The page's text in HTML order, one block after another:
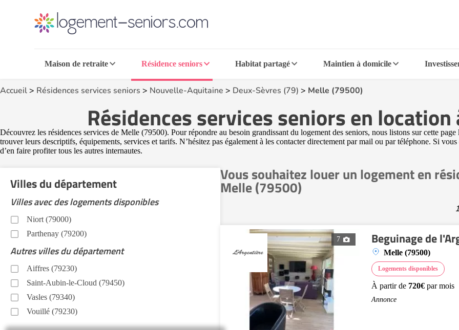
Maison de retraite Résidence seniors Habitat partagé Maintien à domicile
Accueil> Résidences services seniors > Nouvelle-Aquitaine > Deux-Sèvres (79) > Melle (79500)
Résidences services seniors en
Découvrez les résidences services de Melle (79500). Pour répondre au besoin grandissant du logement des seniors, nous listons sur cette
trouver leurs descriptifs, équipements, services et tarifs. N’hésitez pas également à les contacter directement par mail ou par téléphone. Si
d’en faire profiter tous les autres internautes.
Vous souhaitez louer un logement en
Melle (79500)
7 Beguinage de
Melle (79500)
Logements disponibles
À partir de 720€ par mois
Annonce
Villes du département
Villes avec des logements disponibles
Niort (79000)
Parthenay (79200)
Autres villes du département
Aiffres (79230)
Saint-Aubin-le-Cloud (79450)
Vasles (79340)
Vouillé (79230)